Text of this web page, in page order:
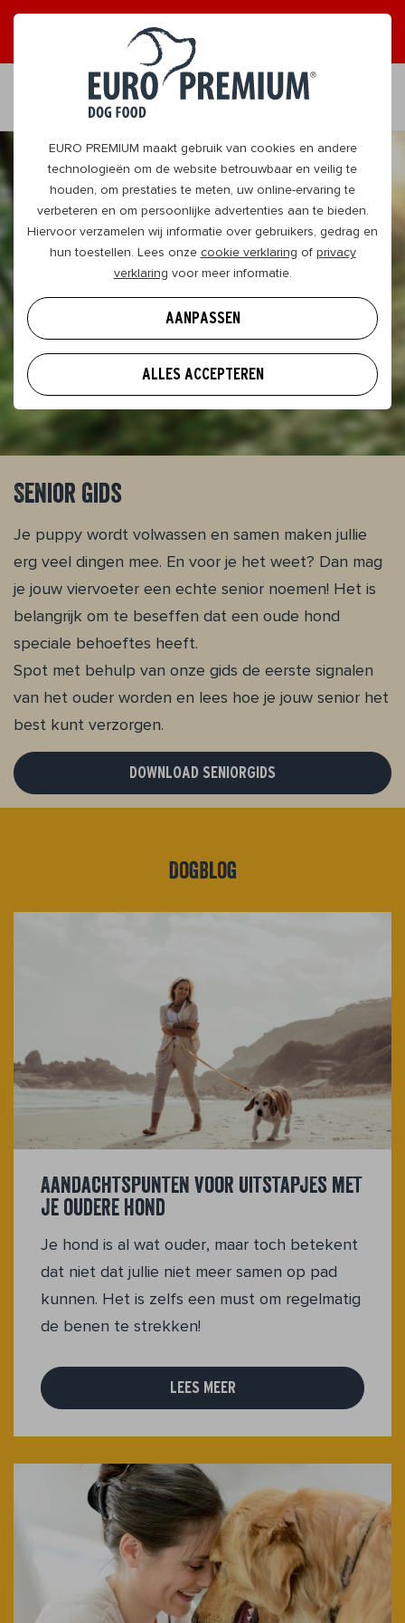
EURO PREMIUM maakt gebruik van cookies en andere
technologieën om de website betrouwbaar en veilig te
houden, om prestaties te meten, uw online-ervaring te
verbeteren en om persoonlijke advertenties aan te bieden.
Hiervoor verzamelen wij informatie over gebruikers, gedrag en
hun toestellen. Lees onze cookie verklaring of privacy
verklaring voor meer informatie.
AANPASSEN
ALLES ACCEPTEREN
ONTVANG GRAAG TIPS
NL
Senior gids
Je puppy wordt volwassen en samen maken jullie
erg veel dingen mee. En voor je het weet? Dan mag
je jouw viervoeter een echte senior noemen! Het is
belangrijk om te beseffen dat een oude hond
speciale behoeftes heeft.
Spot met behulp van onze gids de eerste signalen
van het ouder worden en lees hoe je jouw senior het
best kunt verzorgen.
DOWNLOAD SENIORGIDS
DogBlog
Aandachtspunten voor uitstapjes met
je oudere hond
Je hond is al wat ouder, maar toch betekent
dat niet dat jullie niet meer samen op pad
kunnen. Het is zelfs een must om regelmatig
de benen te strekken!
LEES MEER